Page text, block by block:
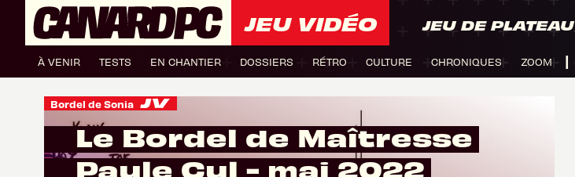
JEU VIDÉO JEU DE PLATEAU
À VENIR TESTS EN CHANTIER DOSSIERS RÉTRO CULTURE CHRONIQUES ZOOM
Bordel de Sonia
Le Bordel de Maîtresse
Paule Cul - mai 2022